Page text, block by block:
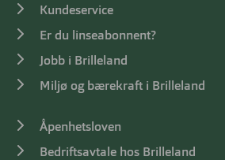
Kundeservice
Er du linseabonnent?
Jobb i Brilleland
Miljø og bærekraft i Brilleland
Åpenhetsloven
Bedriftsavtale hos Brilleland